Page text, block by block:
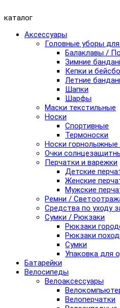
каталог
Аксессуары
Головные уборы
Балаклавы /
Зимние
Кепки и
Летние
Шапки
Шарфы
Маски текстильные
Носки
Спортивные
Термоноски
Носки горнолыжные
Очки
Перчатки и варежки
Детские
Женские
Мужские
Ремни /
Средства по уходу
Сумки / Рюкзаки
Рюкзаки
Рюкзаки
Сумки
Упаковка для
Батарейки
Велосипеды
Велоаксессуары
Велоперчатки